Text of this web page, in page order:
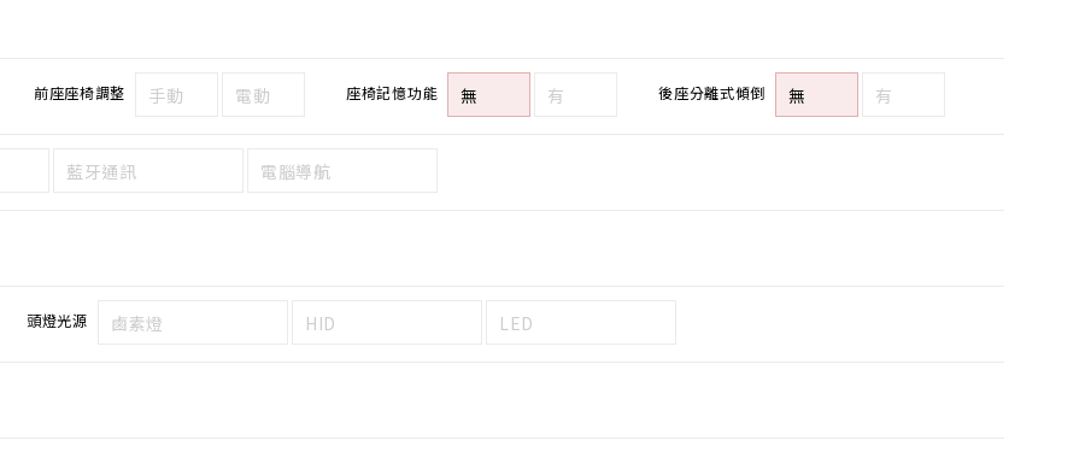
前座座椅調整 手動 電動 座椅記憶功能 無 有 後座分離式傾倒 無 有
藍牙通訊 電腦導航
頭燈光源 鹵素燈 HID LED